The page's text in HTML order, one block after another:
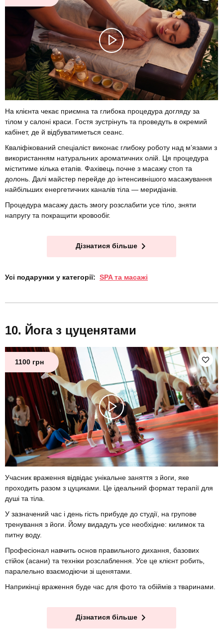
На клієнта чекає приємна та глибока процедура догляду за
тілом у салоні краси. Гостя зустрінуть та проведуть в окремий
кабінет, де й відбуватиметься сеанс.
Кваліфікований спеціаліст виконає глибоку роботу над м’язами з
використанням натуральних ароматичних олій. Ця процедура
міститиме кілька етапів. Фахівець почне з масажу стоп та
долонь. Далі майстер перейде до інтенсивнішого масажування
найбільших енергетичних каналів тіла — меридіанів.
Процедура масажу дасть змогу розслабити усе тіло, зняти
напругу та покращити кровообіг.
Дізнатися більше
Усі подарунки у категорії: SPA та масажі
Йога з цуценятами
1100 грн
Учасник враження відвідає унікальне заняття з йоги, яке
проходить разом з цуциками. Це ідеальний формат терапії для
душі та тіла.
У зазначений час і день гість прибуде до студії, на групове
тренування з йоги. Йому видадуть усе необхідне: килимок та
питну воду.
Професіонал навчить основ правильного дихання, базових
стійок (асани) та техніки розслаблення. Усе це клієнт робить,
паралельно взаємодіючи зі щенятами.
Наприкінці враження буде час для фото та обіймів з тваринами.
Дізнатися більше